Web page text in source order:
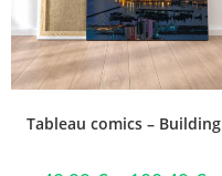
Tableau comics – Building